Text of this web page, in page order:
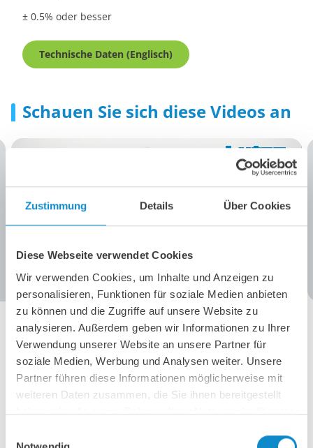
Zustimmung Details Über Cookies
Diese Webseite verwendet Cookies
Wir verwenden Cookies, um Inhalte und Anzeigen zu
personalisieren, Funktionen für soziale Medien anbieten
zu können und die Zugriffe auf unsere Website zu
analysieren. Außerdem geben wir Informationen zu Ihrer
Verwendung unserer Website an unsere Partner für
soziale Medien, Werbung und Analysen weiter. Unsere
Partner führen diese Informationen möglicherweise mit
weiteren Daten zusammen, die Sie ihnen bereitgestellt
haben oder die sie im Rahmen Ihrer Nutzung der Dienste
± 0.5% oder besser
Technische Daten (Englisch)
Schauen Sie sich diese Videos an